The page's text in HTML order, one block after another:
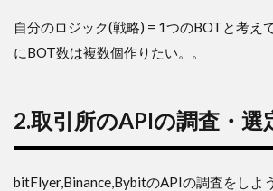
自分のロジック(戦略) = 1つのBOTと考え
にBOT数は複数個作りたい。。
2.取引所のAPIの調査・選
bitFlyer,Binance,BybitのAPIの調査をしよ